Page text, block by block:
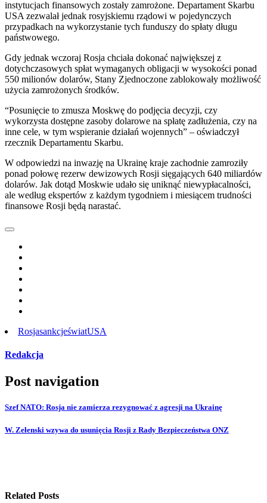
instytucjach finansowych zostały zamrożone. Departament Skarbu
USA zezwalał jednak rosyjskiemu rządowi w pojedynczych
przypadkach na wykorzystanie tych funduszy do spłaty długu
państwowego.
Gdy jednak wczoraj Rosja chciała dokonać największej z
dotychczasowych spłat wymaganych obligacji w wysokości ponad
550 milionów dolarów, Stany Zjednoczone zablokowały możliwość
użycia zamrożonych środków.
“Posunięcie to zmusza Moskwę do podjęcia decyzji, czy
wykorzysta dostępne zasoby dolarowe na spłatę zadłużenia, czy na
inne cele, w tym wspieranie działań wojennych” – oświadczył
rzecznik Departamentu Skarbu.
W odpowiedzi na inwazję na Ukrainę kraje zachodnie zamroziły
ponad połowę rezerw dewizowych Rosji sięgających 640 miliardów
dolarów. Jak dotąd Moskwie udało się uniknąć niewypłacalności,
ale według ekspertów z każdym tygodniem i miesiącem trudności
finansowe Rosji będą narastać.
RosjasankcjeświatUSA
Redakcja
Post navigation
Szef NATO: Rosja nie zamierza rezygnować z agresji na Ukrainę
W. Zełenski wzywa do usunięcia Rosji z Rady Bezpieczeństwa ONZ
Related Posts